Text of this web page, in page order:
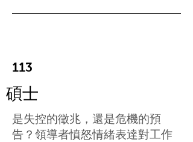
113
碩士
是失控的徵兆，還是危機的預
告？領導者憤怒情緒表達對工作